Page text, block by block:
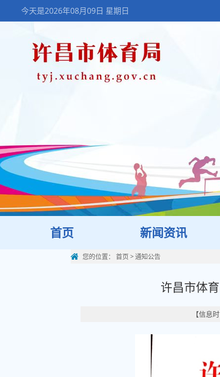
今天是2026年08月09日 星期日
首页 新闻资讯
您的位置： 首页 >通知公告
许昌市体
【信息